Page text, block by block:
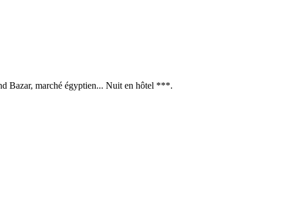
Bazar, marché égyptien... Nuit en hôtel ***.